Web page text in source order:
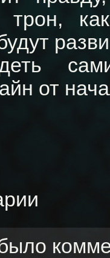
трон,
от